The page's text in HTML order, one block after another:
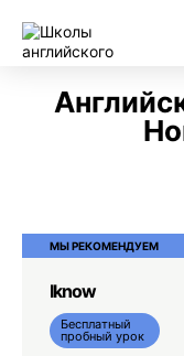
МЫ РЕКОМЕНДУЕМ
Iknow
Бесплатный
пробный урок